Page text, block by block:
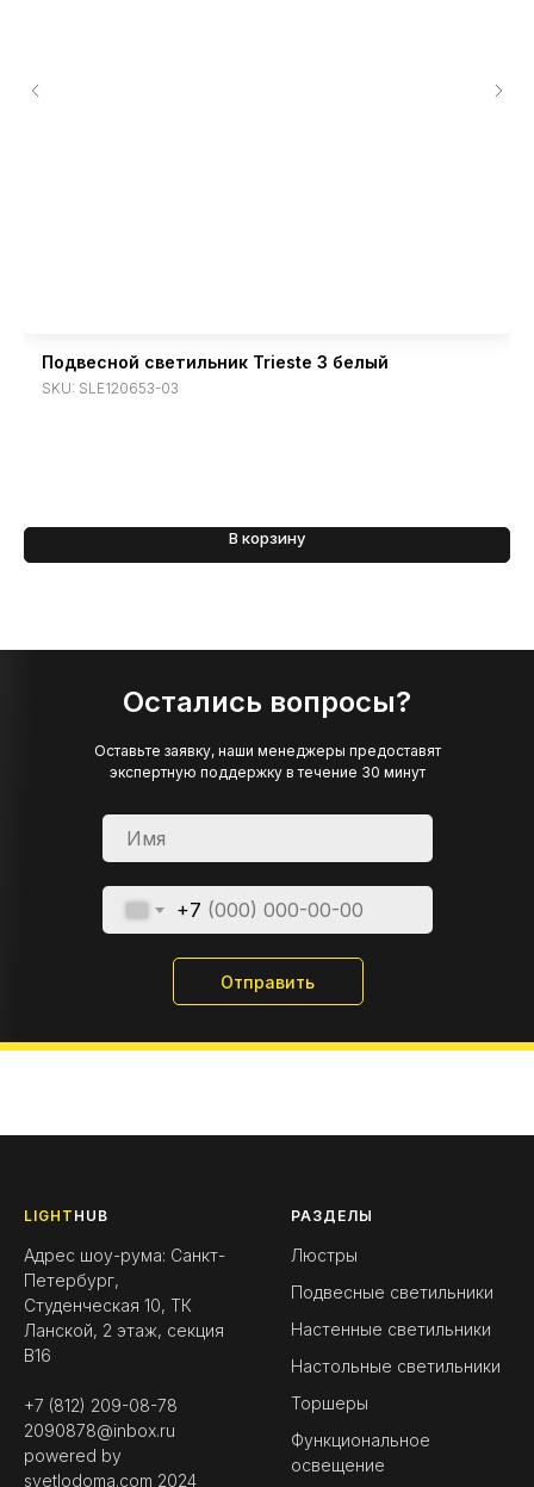
Подвесной светильник Trieste 3 белый
SKU: SLE120653-03
В корзину
Остались вопросы?
+7
Отправить
Оставьте заявку, наши менеджеры предоставят
экспертную поддержку в течение 30 минут
LIGHT HUB
Адрес шоу-рума: Санкт-
Петербург,
Студенческая 10, ТК
Ланской, 2 этаж, секция
B16
+7 (812) 209-08-78
2090878@inbox.ru
powered by
svetlodoma.com 2024
РАЗДЕЛЫ
Люстры
Подвесные светильники
Настенные светильники
Настольные светильники
Торшеры
Функциональное
освещение